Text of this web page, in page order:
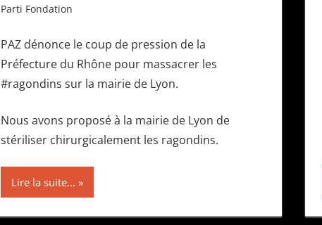
Parti Fondation
PAZ dénonce le coup de pression de la
Préfecture du Rhône pour massacrer les
#ragondins sur la mairie de Lyon.
Nous avons proposé à la mairie de Lyon de
stériliser chirurgicalement les ragondins.
Lire la suite...